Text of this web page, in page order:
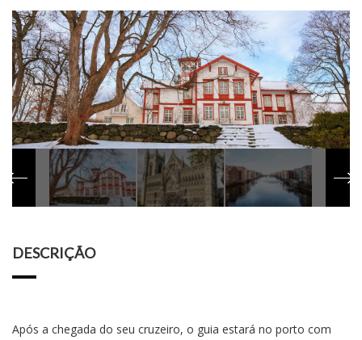
DESCRIÇÃO
Após a chegada do seu cruzeiro, o guia estará no porto com